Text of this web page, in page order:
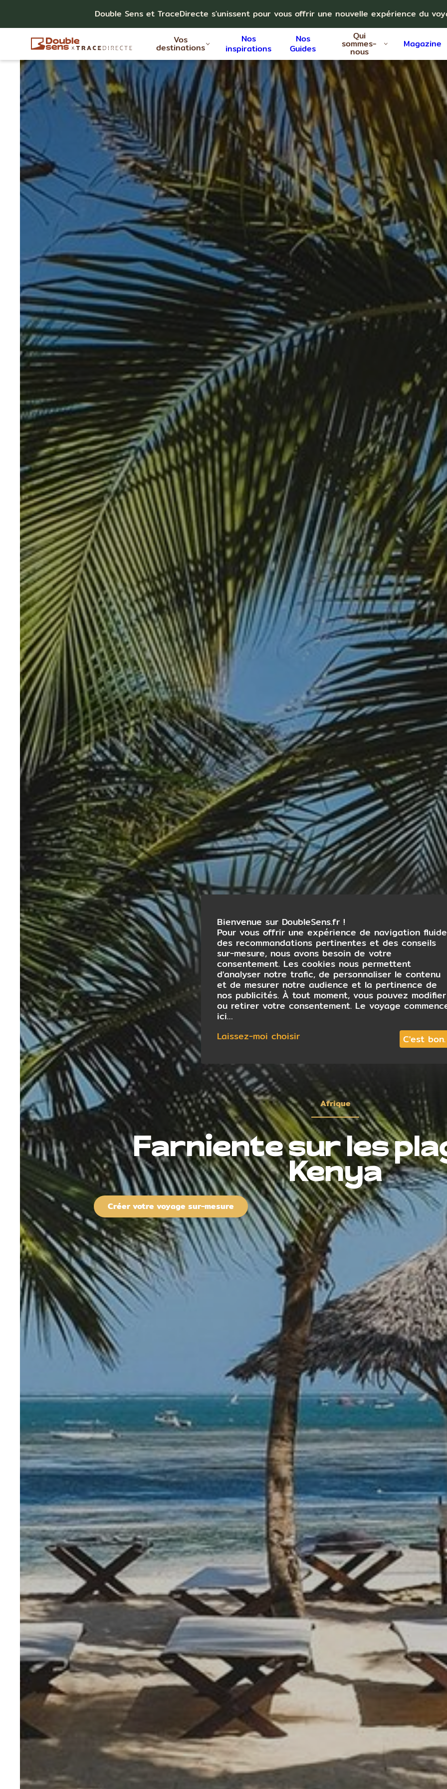
Double Sens et TraceDirecte s'unissent pour vous offrir une nouvelle expérience du
Vos
destinations
Nos
inspirations
Nos
Guides
Qui
sommes-
nous
Magazine
Afrique
Farniente sur les
Kenya
Créer votre voyage sur-mesure
Bienvenue sur DoubleSens.fr !
Pour vous offrir une expérience de navigation
des recommandations pertinentes et des conseils
sur-mesure, nous avons besoin de votre
consentement. Les cookies nous permettent
d'analyser notre trafic, de personnaliser le contenu
et de mesurer notre audience et la pertinence de
nos publicités. À tout moment, vous pouvez modifier
ou retirer votre consentement. Le voyage
ici…
Laissez-moi choisir
C'est bon.